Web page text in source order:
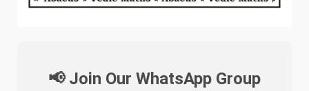
📢 Join Our WhatsApp Group